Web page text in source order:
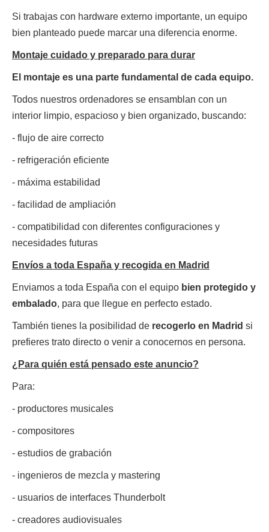
Si trabajas con hardware externo importante, un equipo
bien planteado puede marcar una diferencia enorme.
Montaje cuidado y preparado para durar
El montaje es una parte fundamental de cada equipo.
Todos nuestros ordenadores se ensamblan con un
interior limpio, espacioso y bien organizado, buscando:
- flujo de aire correcto
- refrigeración eficiente
- máxima estabilidad
- facilidad de ampliación
- compatibilidad con diferentes configuraciones y
necesidades futuras
Envíos a toda España y recogida en Madrid
Enviamos a toda España con el equipo bien protegido y
embalado, para que llegue en perfecto estado.
También tienes la posibilidad de recogerlo en Madrid si
prefieres trato directo o venir a conocernos en persona.
¿Para quién está pensado este anuncio?
Para:
- productores musicales
- compositores
- estudios de grabación
- ingenieros de mezcla y mastering
- usuarios de interfaces Thunderbolt
- creadores audiovisuales